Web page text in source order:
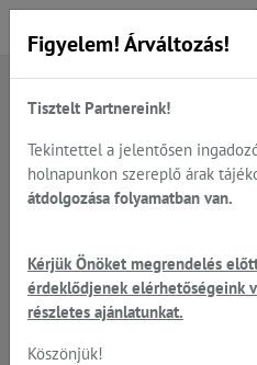
Főoldal Termékek
Multifunkciós kutterek -
RobotCook és
Figyelem! Árváltozás!
Tisztelt Partnereink!
Tekintettel a jelentősen
holnapunkon szereplő árak
átdolgozása folyamatban van.
Kérjük Önöket megrendelés
érdeklődjenek elérhetőségeink
részletes ajánlatunkat.
Köszönjük!